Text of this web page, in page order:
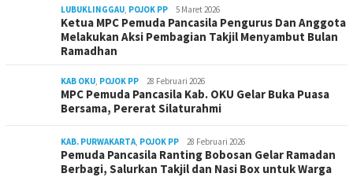
LUBUKLINGGAU, POJOK PP 5 Maret 2026
Ketua MPC Pemuda Pancasila Pengurus Dan Anggota
Melakukan Aksi Pembagian Takjil Menyambut Bulan
Ramadhan
KAB OKU, POJOK PP 28 Februari 2026
MPC Pemuda Pancasila Kab. OKU Gelar Buka Puasa
Bersama, Pererat Silaturahmi
KAB. PURWAKARTA, POJOK PP 28 Februari 2026
Pemuda Pancasila Ranting Bobosan Gelar Ramadan
Berbagi, Salurkan Takjil dan Nasi Box untuk Warga